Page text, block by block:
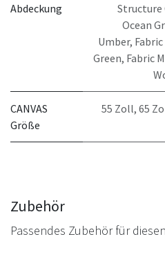
Abdeckung
Structure
Ocean
Umber,
Green, Fabric
CANVAS
Größe
55 Zoll, 65
Zubehör
Passendes Zubehör für